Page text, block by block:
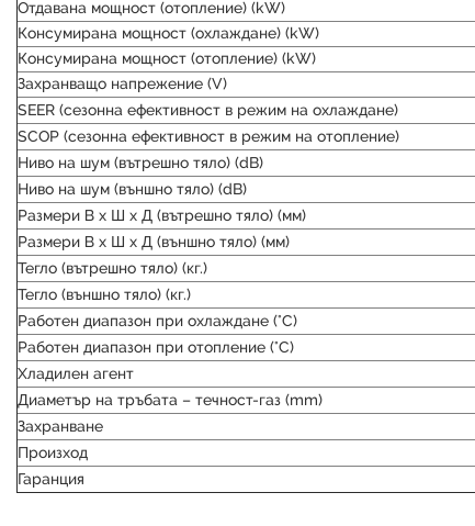
Отдавана мощност (отопление) (kW)
Консумирана мощност (охлаждане) (kW)
Консумирана мощност (отопление) (kW)
Захранващо напрежение (V)
SEER (сезонна ефективност в режим на охлаждане)
SCOP (сезонна ефективност в режим на отопление)
Ниво на шум (вътрешно тяло) (dB)
Ниво на шум (външно тяло) (dB)
Размери В х Ш х Д (вътрешно тяло) (мм)
Размери В х Ш х Д (външно тяло) (мм)
Тегло (вътрешно тяло) (кг.)
Тегло (външно тяло) (кг.)
Работен диапазон при охлаждане (°C)
Работен диапазон при отопление (°C)
Хладилен агент
Диаметър на тръбата – течност-газ (mm)
Захранване
Произход
Гаранция